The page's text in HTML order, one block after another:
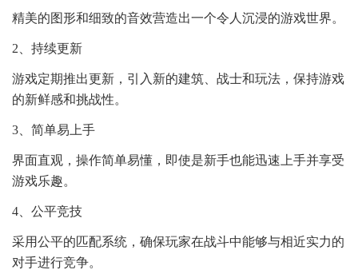
精美的图形和细致的音效营造出一个令人沉浸的游戏世界。
2、持续更新
游戏定期推出更新，引入新的建筑、战士和玩法，保持游戏
的新鲜感和挑战性。
3、简单易上手
界面直观，操作简单易懂，即使是新手也能迅速上手并享受
游戏乐趣。
4、公平竞技
采用公平的匹配系统，确保玩家在战斗中能够与相近实力的
对手进行竞争。